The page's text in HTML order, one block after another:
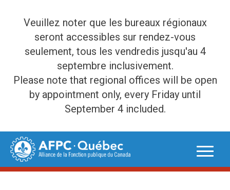
Veuillez noter que les bureaux régionaux
seront accessibles sur rendez-vous
seulement, tous les vendredis jusqu'au 4
septembre inclusivement.
Please note that regional offices will be open
by appointment only, every Friday until
September 4 included.
Skip
content